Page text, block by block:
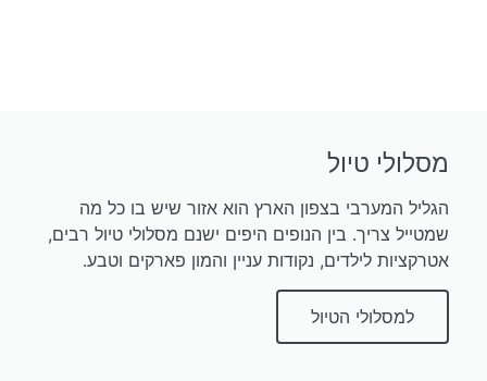
מסלולי טיול
הגליל המערבי בצפון הארץ הוא אזור שיש בו כל מה
שמטייל צריך. בין הנופים היפים ישנם מסלולי טיול רבים,
אטרקציות לילדים, נקודות עניין והמון פארקים וטבע.
למסלולי הטיול